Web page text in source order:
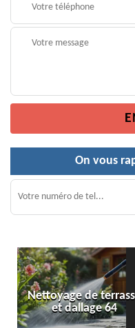
On vous
de terrasse
et dallage 64